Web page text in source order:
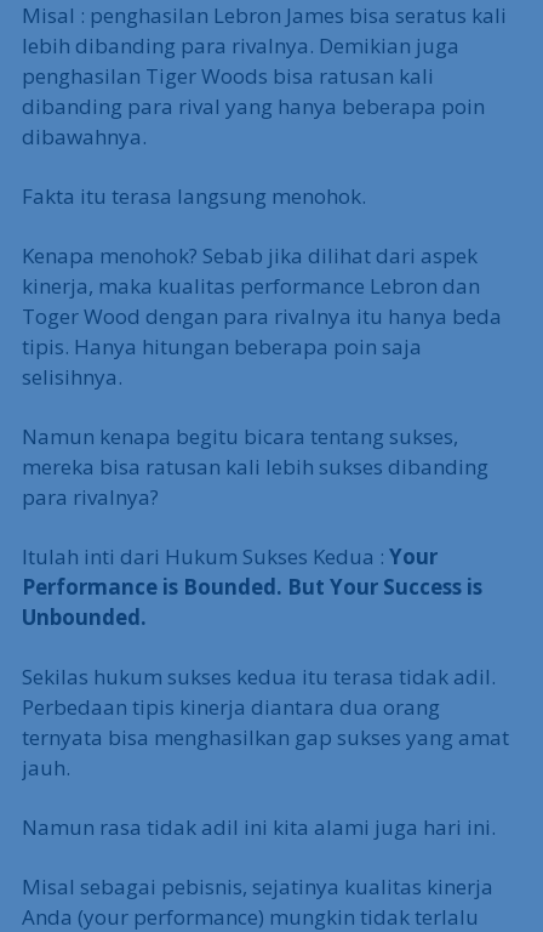
Misal : penghasilan Lebron James bisa seratus kali
lebih dibanding para rivalnya. Demikian juga
penghasilan Tiger Woods bisa ratusan kali
dibanding para rival yang hanya beberapa poin
dibawahnya.
Fakta itu terasa langsung menohok.
Kenapa menohok? Sebab jika dilihat dari aspek
kinerja, maka kualitas performance Lebron dan
Toger Wood dengan para rivalnya itu hanya beda
tipis. Hanya hitungan beberapa poin saja
selisihnya.
Namun kenapa begitu bicara tentang sukses,
mereka bisa ratusan kali lebih sukses dibanding
para rivalnya?
Itulah inti dari Hukum Sukses Kedua : Your
Performance is Bounded. But Your Success is
Unbounded.
Sekilas hukum sukses kedua itu terasa tidak adil.
Perbedaan tipis kinerja diantara dua orang
ternyata bisa menghasilkan gap sukses yang amat
jauh.
Namun rasa tidak adil ini kita alami juga hari ini.
Misal sebagai pebisnis, sejatinya kualitas kinerja
Anda (your performance) mungkin tidak terlalu